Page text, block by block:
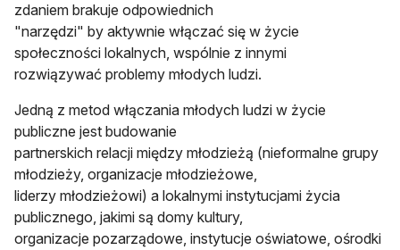
zdaniem brakuje odpowiednich
"narzędzi" by aktywnie włączać się w życie
społeczności lokalnych, wspólnie z innymi
rozwiązywać problemy młodych ludzi.
Jedną z metod włączania młodych ludzi w życie
publiczne jest budowanie
partnerskich relacji między młodzieżą (nieformalne grupy
młodzieży, organizacje młodzieżowe,
liderzy młodzieżowi) a lokalnymi instytucjami życia
publicznego, jakimi są domy kultury,
organizacje pozarządowe, instytucje oświatowe, ośrodki